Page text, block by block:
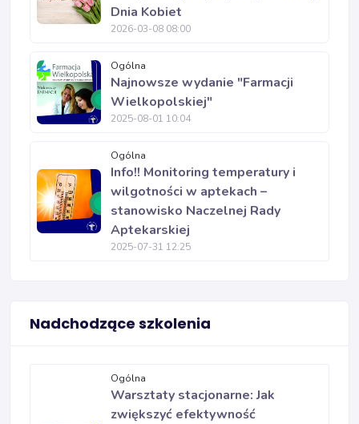
Dnia Kobiet
2026-03-08 08:00
Ogólna
Najnowsze wydanie "Farmacji
Wielkopolskiej"
2025-08-01 10:04
Ogólna
Info!! Monitoring temperatury i
wilgotności w aptekach –
stanowisko Naczelnej Rady
Aptekarskiej
2025-07-31 12:25
Nadchodzące szkolenia
Ogólna
Warsztaty stacjonarne: Jak
zwiększyć efektywność